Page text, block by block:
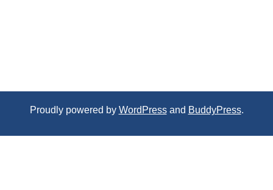
Proudly powered by WordPressand BuddyPress.